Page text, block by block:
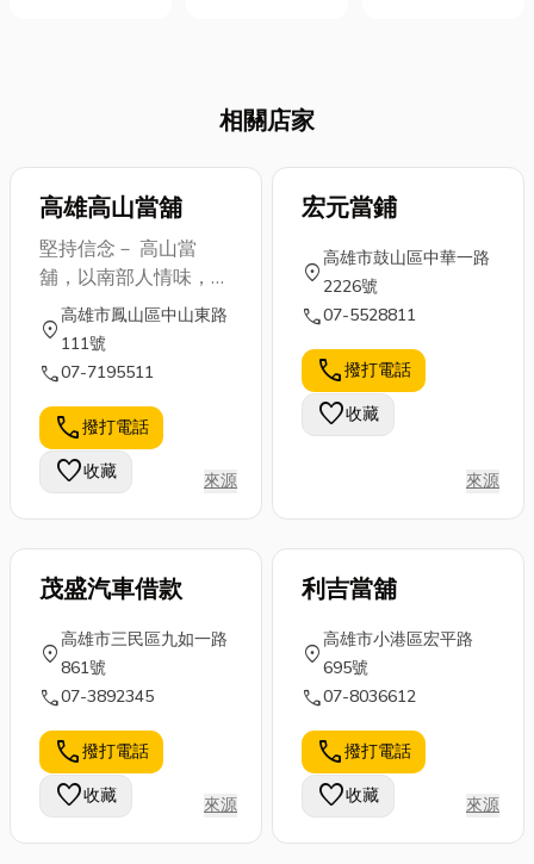
編就分享一下
有關釣具入門
的相關知識，
詳細介紹最適
合初學者的釣
魚設備以及容
易捕獲的魚
類，從釣竿、
魚線到魚餌，
通通包給你！
文末還會分
享...
肺功能、帶來
能達到全身運
動的效果。但
說，面對深水
的恐懼、呼吸
節奏的掌握，
以及各種泳姿
的學習，難免
會感到有些卻
今天...
擾，都直接影
響我們的健康
永續發展。為
提升資源再利
用效率並守護
環境，環保設
備應運而生。
🌍 環保設...
相關店家
高雄高山當舖
堅持信念－ 高山當
舖，以南部人情味，長
久經營為經營核心理
念。 堅持低利息原
則，幫助真正需要幫助
高山當舖所提及，本當
舖的服務理念為「誠
信」。我們堅持向當鋪
款。絕不在借款人急難
況下，以哄騙或脅迫的
方式下簽下不對等的當
票內容。 我們是合法
立案、誠信經營的高雄
當舖，打破一般民眾對
當鋪「借急不借窮」的
刻版印象。就算是新台
幣壹萬元的小額借款，
location_on
高雄市鳳山區中山東路
111號
call07-7195511
call撥打電話
favorite收藏 來源
宏元當鋪
location_on
高雄市鼓山區中華一路
2226號
call07-5528811
call撥打電話
favorite收藏
來源
茂盛汽車借款
location_on
高雄市三民區九如一路
861號
call07-3892345
call撥打電話
favorite收藏 來源
利吉當舖
location_on
高雄市小港區宏平路
695號
call07-8036612
call撥打電話
favorite收藏 來源